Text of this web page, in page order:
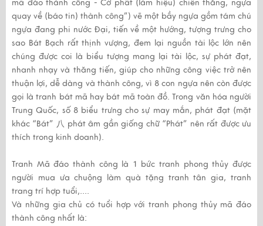
mã đáo thành công - Cờ phất (làm hiệu) chiến thắng, ngựa
quay về (báo tin) thành công”) vẽ một bầy ngựa gồm tám chú
ngựa đang phi nước Đại, tiến về một hướng, tượng trưng cho
sao Bát Bạch rất thịnh vượng, đem lại nguồn tài lộc lớn nên
chúng được coi là biểu tượng mang lại tài lộc, sự phát đạt,
nhanh nhạy và thăng tiến, giúp cho những công việc trở nên
thuận lợi, dễ dàng và thành công, vì 8 con ngựa nên còn được
gọi là tranh bát mã hay bát mã toàn đồ. Trong văn hóa người
Trung Quốc, số 8 biểu trưng cho sự may mắn, phát đạt (mặt
khác “Bát” 八 phát âm gần giống chữ “Phát” nên rất được ưu
thích trong kinh doanh).
Tranh Mã đáo thành công là 1 bức tranh phong thủy được
người mua ưa chuộng làm quà tặng tranh tân gia, tranh
trang trí hợp tuổi,....
Và những gia chủ có tuổi hợp với tranh phong thủy mã đáo
thành công nhất là: